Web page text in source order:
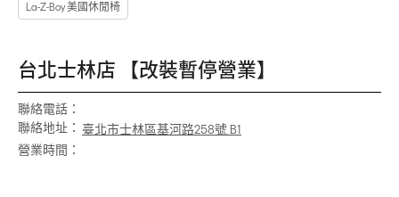
La-Z-Boy 美國休閒椅
台北士林店 【改裝暫停營業】
聯絡電話：
聯絡地址： 臺北市士林區基河路258號 B1
營業時間：